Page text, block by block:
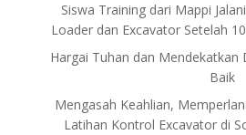
Siswa Training dari Mappi
Loader dan Excavator Setelah
Hargai Tuhan dan Mendekatkan
Baik
Mengasah Keahlian,
Latihan Kontrol Excavator di